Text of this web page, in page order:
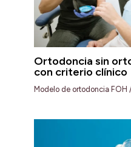
Ortodoncia sin
con criterio clínico
Modelo de ortodoncia FOH